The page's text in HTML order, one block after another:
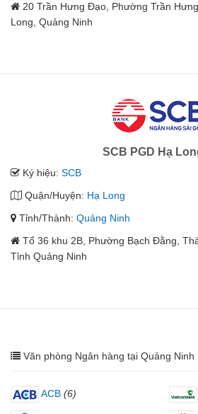
20 Trần Hưng Đạo, Phường Trần
Long, Quảng Ninh
SCB PGD Hạ
Ký hiệu: SCB
Quận/Huyện: Hạ Long
Tỉnh/Thành: Quảng Ninh
Tổ 36 khu 2B, Phường Bạch Đằng,
Tỉnh Quảng Ninh
Văn phòng Ngân hàng tại Quảng Ninh
ACB (6)